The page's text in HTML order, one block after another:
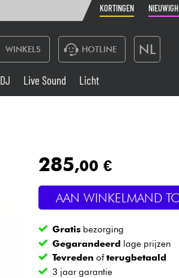
KORTINGEN
WINKELS HOTLINE NL
France
Belgique
Deutschland
Live Sound
Blaasinstrument
Kabels & toebehoren
DJ Live Sound Licht
285,00 €
AAN WINKELMAND
Gratis bezorging
Gegarandeerd lage prijzen
Tevreden ofterugbetaald
3 jaar garantie